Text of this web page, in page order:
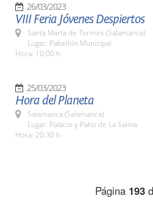
26/03/2023
VIII Feria Jóvenes Despiertos
Santa Marta de Tormes (Salamanca)
Lugar: Pabellón Municipal
Hora: 10:00 h.
25/03/2023
Hora del Planeta
Salamanca (Salamanca)
Lugar: Palacio y Patio de La Salina
Hora: 20:30 h.
Página 193